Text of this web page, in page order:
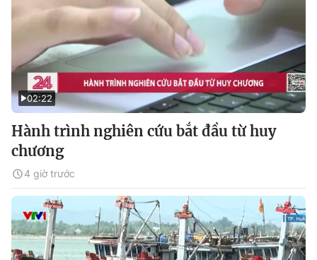
02:22
Hành trình nghiên cứu bắt đầu từ huy
chương
4 giờ trước